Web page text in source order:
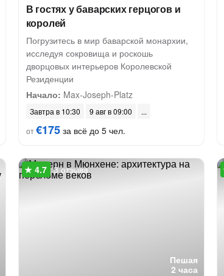
В гостях у баварских герцогов и
королей
Погрузитесь в мир баварской монархии,
исследуя сокровища и роскошь
дворцовых интерьеров Королевской
Резиденции
Начало: Max-Joseph-Platz
Завтра в 10:30
9 авг в 09:00
от€175за всё до 5 чел.
Пешая
2 часа
3 отзыва